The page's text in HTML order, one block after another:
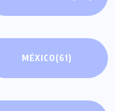
MÉXICO(61)